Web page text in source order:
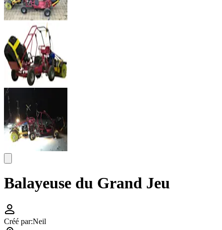
Balayeuse du Grand Jeu
Créé par:Neil